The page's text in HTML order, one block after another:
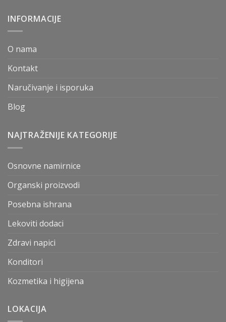
INFORMACIJE
O nama
Kontakt
Naručivanje i isporuka
Blog
NAJTRAŽENIJE KATEGORIJE
Osnovne namirnice
Organski proizvodi
Posebna ishrana
Lekoviti dodaci
Zdravi napici
Konditori
Kozmetika i higijena
LOKACIJA